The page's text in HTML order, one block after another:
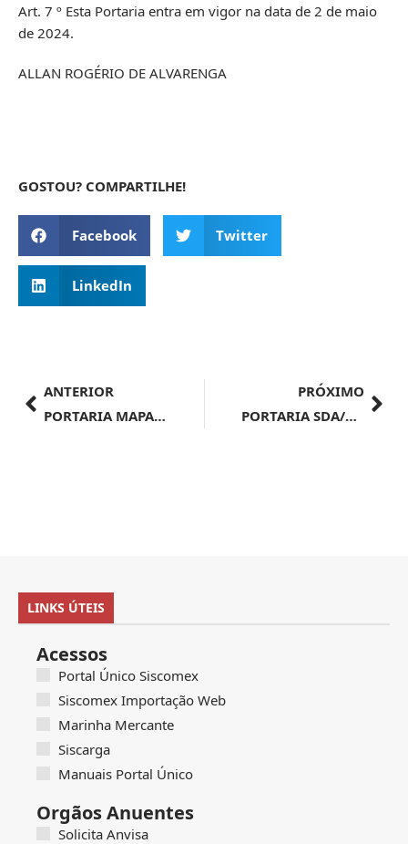
Art. 7 º Esta Portaria entra em vigor na data de 2 de maio
de 2024.
ALLAN ROGÉRIO DE ALVARENGA
GOSTOU? COMPARTILHE!
Facebook Twitter
LinkedIn
ANTERIOR
PORTARIA MAPA Nº 676, DE 18 DE ABRIL DE 2024
PRÓXIMO
PORTARIA SDA/MAPA Nº 1.084, DE 17 DE ABRIL DE 2024
LINKS ÚTEIS
Acessos
Portal Único Siscomex
Siscomex Importação Web
Marinha Mercante
Siscarga
Manuais Portal Único
Orgãos Anuentes
Solicita Anvisa